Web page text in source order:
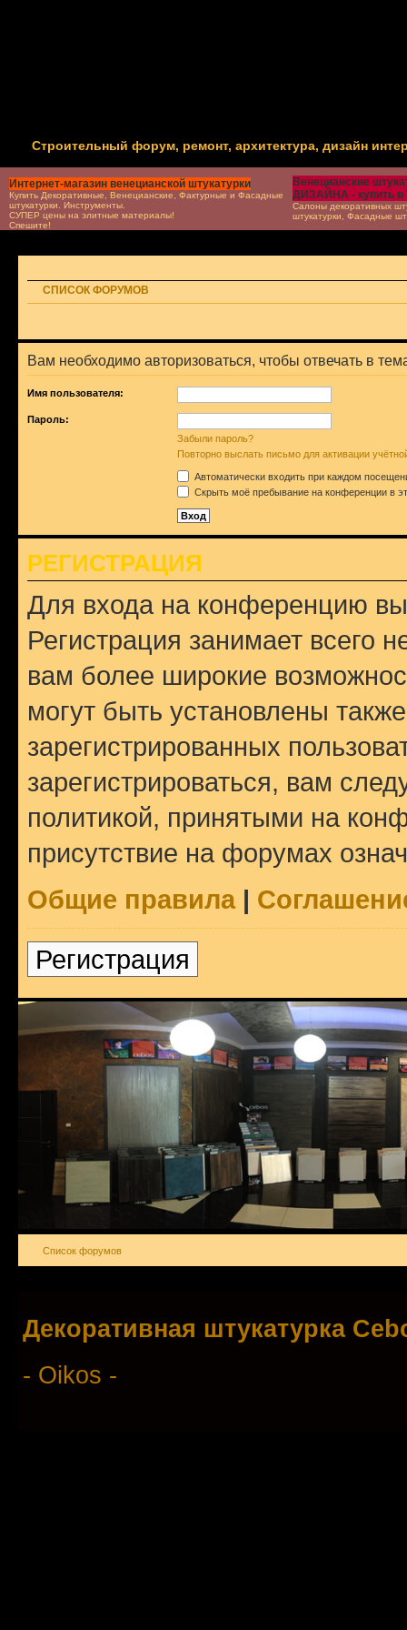
Строительный форум, ремонт, архитектура, дизайн
Интернет-магазин венецианской штукатурки
Купить Декоративные, Венецианские, Фактурные и Фасадные
штукатурки. Инструменты.
СУПЕР цены на элитные материалы!
Спешите!
Венецианские
ДИЗАЙНА - купить в
Салоны декоративных
штукатурки, Фасадные
СПИСОК ФОРУМОВ
Вам необходимо авторизоваться, чтобы отвечать в
Имя пользователя:
Пароль:
Забыли пароль?
Повторно выслать письмо для активации
Автоматически входить при каждом
Скрыть моё пребывание на конференции в
РЕГИСТРАЦИЯ
Для входа на конференцию
Регистрация занимает всего
вам более широкие
могут быть установлены
зарегистрированных
зарегистрироваться, вам
политикой, принятыми на
присутствие на форумах
Общие правила|
Регистрация
Список форумов
Декоративная штукатурка
- Oikos -